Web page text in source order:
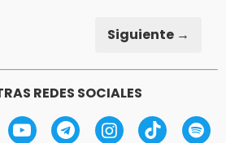
Siguiente →
REDES SOCIALES